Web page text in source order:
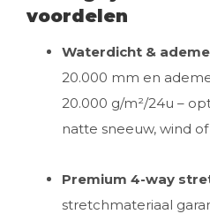
voordelen
Waterdicht &
20.000 mm en
20.000 g/m²/24u –
natte sneeuw, wind
Premium 4-way
stretchmateriaal